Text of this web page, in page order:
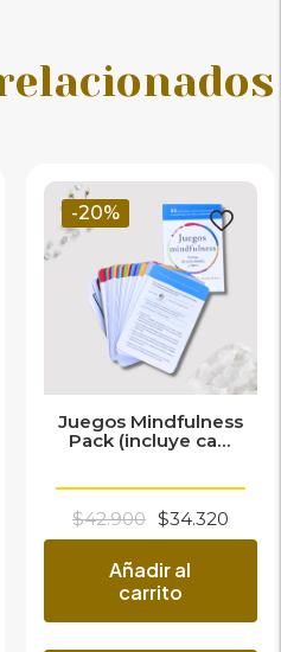
-20%
Juegos Mindfulness
Pack (incluye ca...
$42.900 El
precio
original
era:
$42.900.
$34.320El
Añadir al
carrito